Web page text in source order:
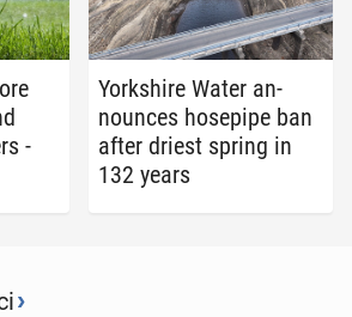
-
York­shire Water an­
nounces hosepipe ban
after driest spring in
132 years
›